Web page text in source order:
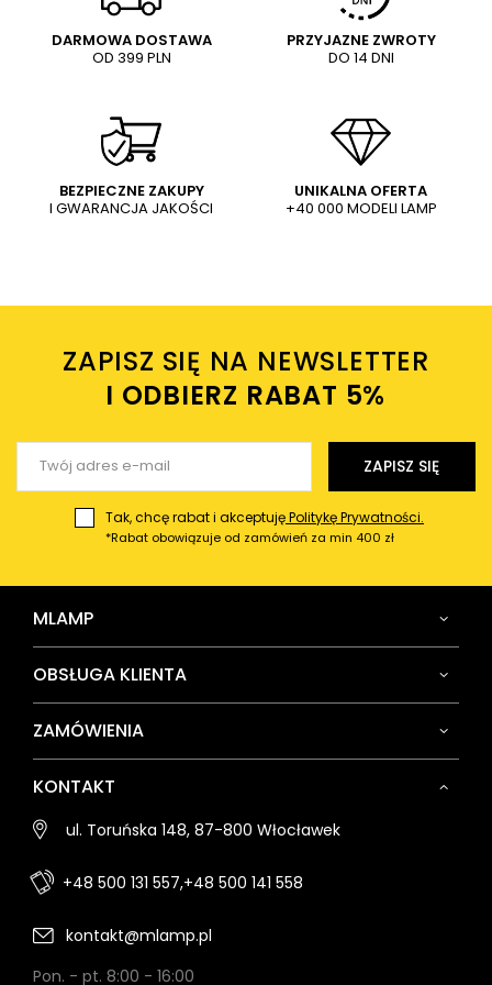
ZOBACZ PODOBNE PRODUKTY W KATEGORIACH
ceglane
467,40 PLN 350,08 PLN 242,31 PLN 181,49 PLN
Treść twojej opinii
Dodaj własne zdjęcie produktu:
Twoje imię
Twój email
DARMOWA DOSTAWA
OD 399 PLN
PRZYJAZNE ZWROTY
DO 14 DNI
BEZPIECZNE ZAKUPY
I GWARANCJA JAKOŚCI
UNIKALNA OFERTA
+40 000 MODELI LAMP
ZAPISZ SIĘ NA NEWSLETTER
I ODBIERZ RABAT 5%ㅤ
ZAPISZ SIĘ
Tak, chcę rabat i akceptujęPolitykę Prywatności.
*Rabat obowiązuje od zamówień za min 400 zł
MLAMP
OBSŁUGA KLIENTA
ZAMÓWIENIA
KONTAKT
ul. Toruńska 148, 87-800 Włocławek
+48 500 131 557,+48 500 141 558
kontakt@mlamp.pl
Pon. - pt. 8:00 - 16:00